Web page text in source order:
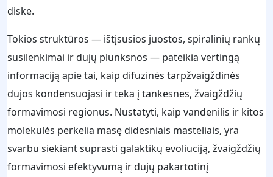
diske.
Tokios struktūros — ištįsusios juostos, spiralinių rankų
susilenkimai ir dujų plunksnos — pateikia vertingą
informaciją apie tai, kaip difuzinės tarpžvaigždinės
dujos kondensuojasi ir teka į tankesnes, žvaigždžių
formavimosi regionus. Nustatyti, kaip vandenilis ir kitos
molekulės perkelia masę didesniais masteliais, yra
svarbu siekiant suprasti galaktikų evoliuciją, žvaigždžių
formavimosi efektyvumą ir dujų pakartotinį